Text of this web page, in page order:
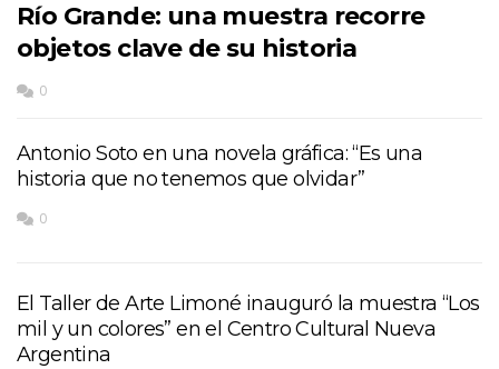
Río Grande: una muestra recorre
objetos clave de su historia
0
Antonio Soto en una novela gráfica: “Es una
historia que no tenemos que olvidar”
0
El Taller de Arte Limoné inauguró la muestra “Los
mil y un colores” en el Centro Cultural Nueva
Argentina